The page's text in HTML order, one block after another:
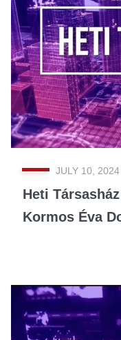
JULY 10, 2024
Heti
Kormos Éva